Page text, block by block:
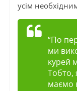
усім
“По
ми
курей
Тобто,
маємо